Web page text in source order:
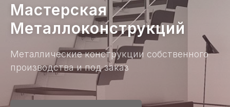
Мастерская
Металлоконструкций
Металлические конструкции собственного
производства и под заказ